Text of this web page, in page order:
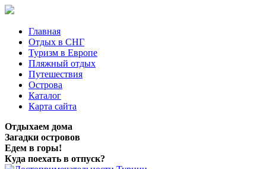
Главная
Отдых в СНГ
Туризм в Европе
Пляжный отдых
Путешествия
Острова
Каталог
Карта сайта
Отдыхаем дома
Загадки островов
Едем в горы!
Куда поехать в отпуск?